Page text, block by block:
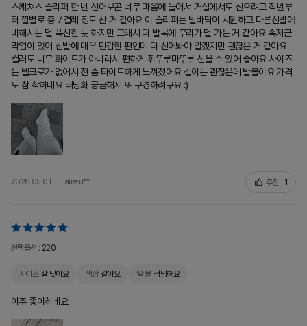
스케쳐스 슬리퍼 한 번 신어보곤 너무 마음에 들어서 거실에서도 신으려고 작년부
터 깔별로 총 7켤레 정도 산 거 같아요 이 슬리퍼는 발바닥이 시원하고 다른신발에
비해서는 덜 푹신한 듯 하지만 그래서 더 발목에 무리가 덜 가는 거 같아요 족저근
막염이 있어 신발에 매우 민감한 편인데 더 신어봐야 알겠지만 괜찮은 거 같아요
컬러도 너무 화이트가 아니라서 편하게 휘뚜루마뚜루 신을 수 있어 좋아요 사이즈
는 벨크로가 없어서 전 좀 타이트하게 느껴졌어요 길이는 괜찮은데 발볼이요 가격
도 참 착하네요 러닝화 궁금해서 또 구경하려구요 :)
2026.05.01 laliseu** 추천 1
선택옵션 : 220
사이즈 잘 맞아요 색상 같아요 발 볼 적당해요
아주 좋아하네요